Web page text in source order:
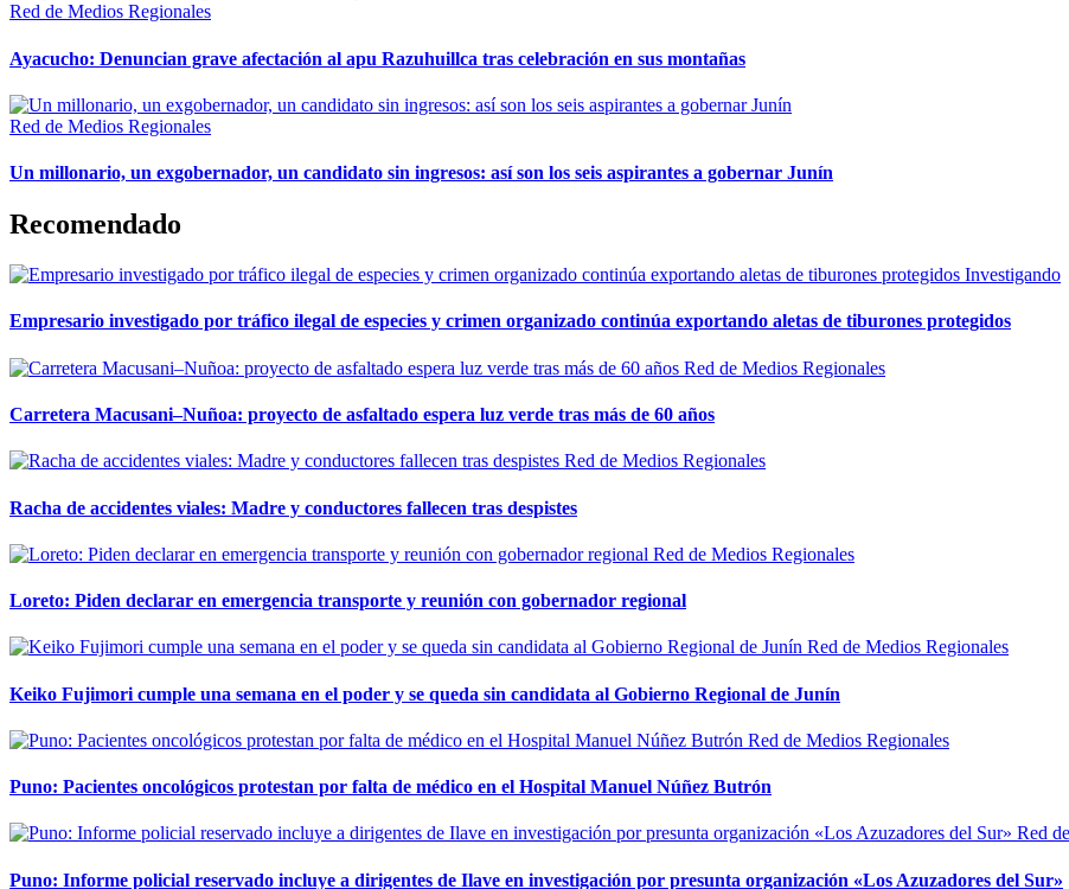
Red de Medios Regionales
Ayacucho: Denuncian grave afectación al apu Razuhuillca tras celebración en sus montañas
Red de Medios Regionales
Un millonario, un exgobernador, un candidato sin ingresos: así son los seis aspirantes a gobernar Junín
Recomendado
Investigando
Empresario investigado por tráfico ilegal de especies y crimen organizado continúa exportando aletas de tiburones protegidos
Red de Medios Regionales
Carretera Macusani–Nuñoa: proyecto de asfaltado espera luz verde tras más de 60 años
Red de Medios Regionales
Racha de accidentes viales: Madre y conductores fallecen tras despistes
Red de Medios Regionales
Loreto: Piden declarar en emergencia transporte y reunión con gobernador regional
Red de Medios Regionales
Keiko Fujimori cumple una semana en el poder y se queda sin candidata al Gobierno Regional de Junín
Red de Medios Regionales
Puno: Pacientes oncológicos protestan por falta de médico en el Hospital Manuel Núñez Butrón
Red
Puno: Informe policial reservado incluye a dirigentes de Ilave en investigación por presunta organización «Los Azuzadores del Sur»